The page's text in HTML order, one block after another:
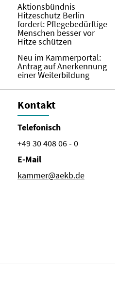
Aktionsbündnis
Hitzeschutz Berlin
fordert: Pflegebedürftige
Menschen besser vor
Hitze schützen
Neu im Kammerportal:
Antrag auf Anerkennung
einer Weiterbildung
Kontakt
Telefonisch
+49 30 408 06 - 0
E-Mail
kammer@aekb.de